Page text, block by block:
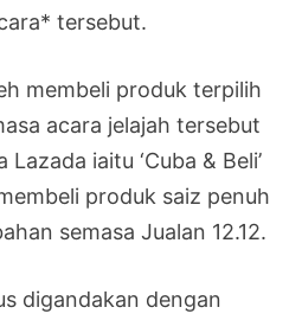
tersebut.
membeli produk terpilih
acara jelajah tersebut
iaitu ‘Cuba & Beli’
produk saiz penuh
semasa Jualan 12.12.
digandakan dengan